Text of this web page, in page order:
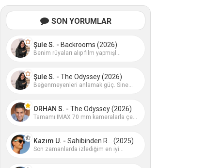
SON YORUMLAR
Şule S. - Backrooms (2026)
Benim rüyaları alıp film yapmışl...
Şule S. - The Odyssey (2026)
Beğenmeyenleri anlamak güç. Sine...
ORHAN S. - The Odyssey (2026)
Tamamı IMAX 70 mm kameralarla çe...
Kazım U. - Sahibinden R... (2025)
Son zamanlarda izlediğim en iyi...